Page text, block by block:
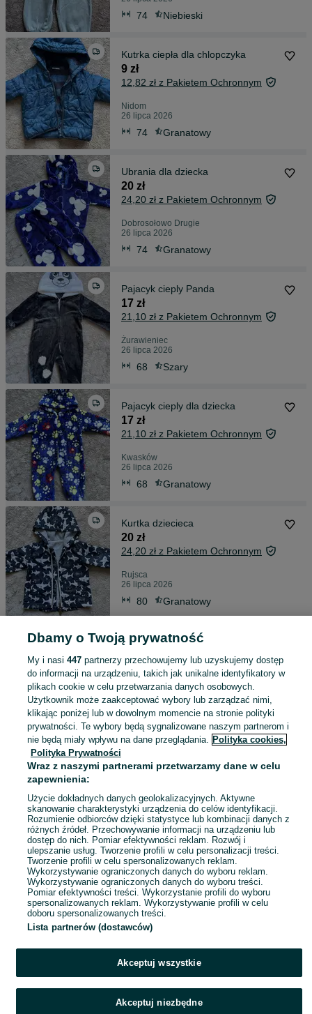
74 Niebieski
Kutrka ciepła dla chlopczyka
9 zł
12,82 zł z Pakietem Ochronnym
Nidom
26 lipca 2026
74 Granatowy
Ubrania dla dziecka
20 zł
24,20 zł z Pakietem Ochronnym
Dobrosołowo Drugie
26 lipca 2026
74 Granatowy
Pajacyk cieply Panda
17 zł
21,10 zł z Pakietem Ochronnym
Żurawieniec
26 lipca 2026
68 Szary
Pajacyk cieply dla dziecka
17 zł
21,10 zł z Pakietem Ochronnym
Kwasków
26 lipca 2026
68 Granatowy
Kurtka dziecieca
20 zł
24,20 zł z Pakietem Ochronnym
Rujsca
26 lipca 2026
80 Granatowy
Figurka Kinder star wars
9,16 zł z Pakietem Ochronnym
Antoniów
14 lipca 2026
14 zł
Poznań, Jeżyce
10 lipca 2026
74 Brązowy
1 2 3
Dbamy o Twoją prywatność
My i nasi 447partnerzy przechowujemy lub uzyskujemy dostęp
do informacji na urządzeniu, takich jak unikalne identyfikatory w
plikach cookie w celu przetwarzania danych osobowych.
Użytkownik może zaakceptować wybory lub zarządzać nimi,
klikając poniżej lub w dowolnym momencie na stronie polityki
prywatności. Te wybory będą sygnalizowane naszym partnerom i
nie będą miały wpływu na dane przeglądania. Polityka cookies,
Polityka Prywatności
Wraz z naszymi partnerami przetwarzamy dane w celu
zapewnienia:
Użycie dokładnych danych geolokalizacyjnych. Aktywne
skanowanie charakterystyki urządzenia do celów identyfikacji.
Rozumienie odbiorców dzięki statystyce lub kombinacji danych z
różnych źródeł. Przechowywanie informacji na urządzeniu lub
dostęp do nich. Pomiar efektywności reklam. Rozwój i
ulepszanie usług. Tworzenie profili w celu personalizacji treści.
Tworzenie profili w celu spersonalizowanych reklam.
Wykorzystywanie ograniczonych danych do wyboru reklam.
Wykorzystywanie ograniczonych danych do wyboru treści.
Pomiar efektywności treści. Wykorzystanie profili do wyboru
spersonalizowanych reklam. Wykorzystywanie profili w celu
doboru spersonalizowanych treści.
Lista partnerów (dostawców)
Akceptuj wszystkie
Akceptuj niezbędne